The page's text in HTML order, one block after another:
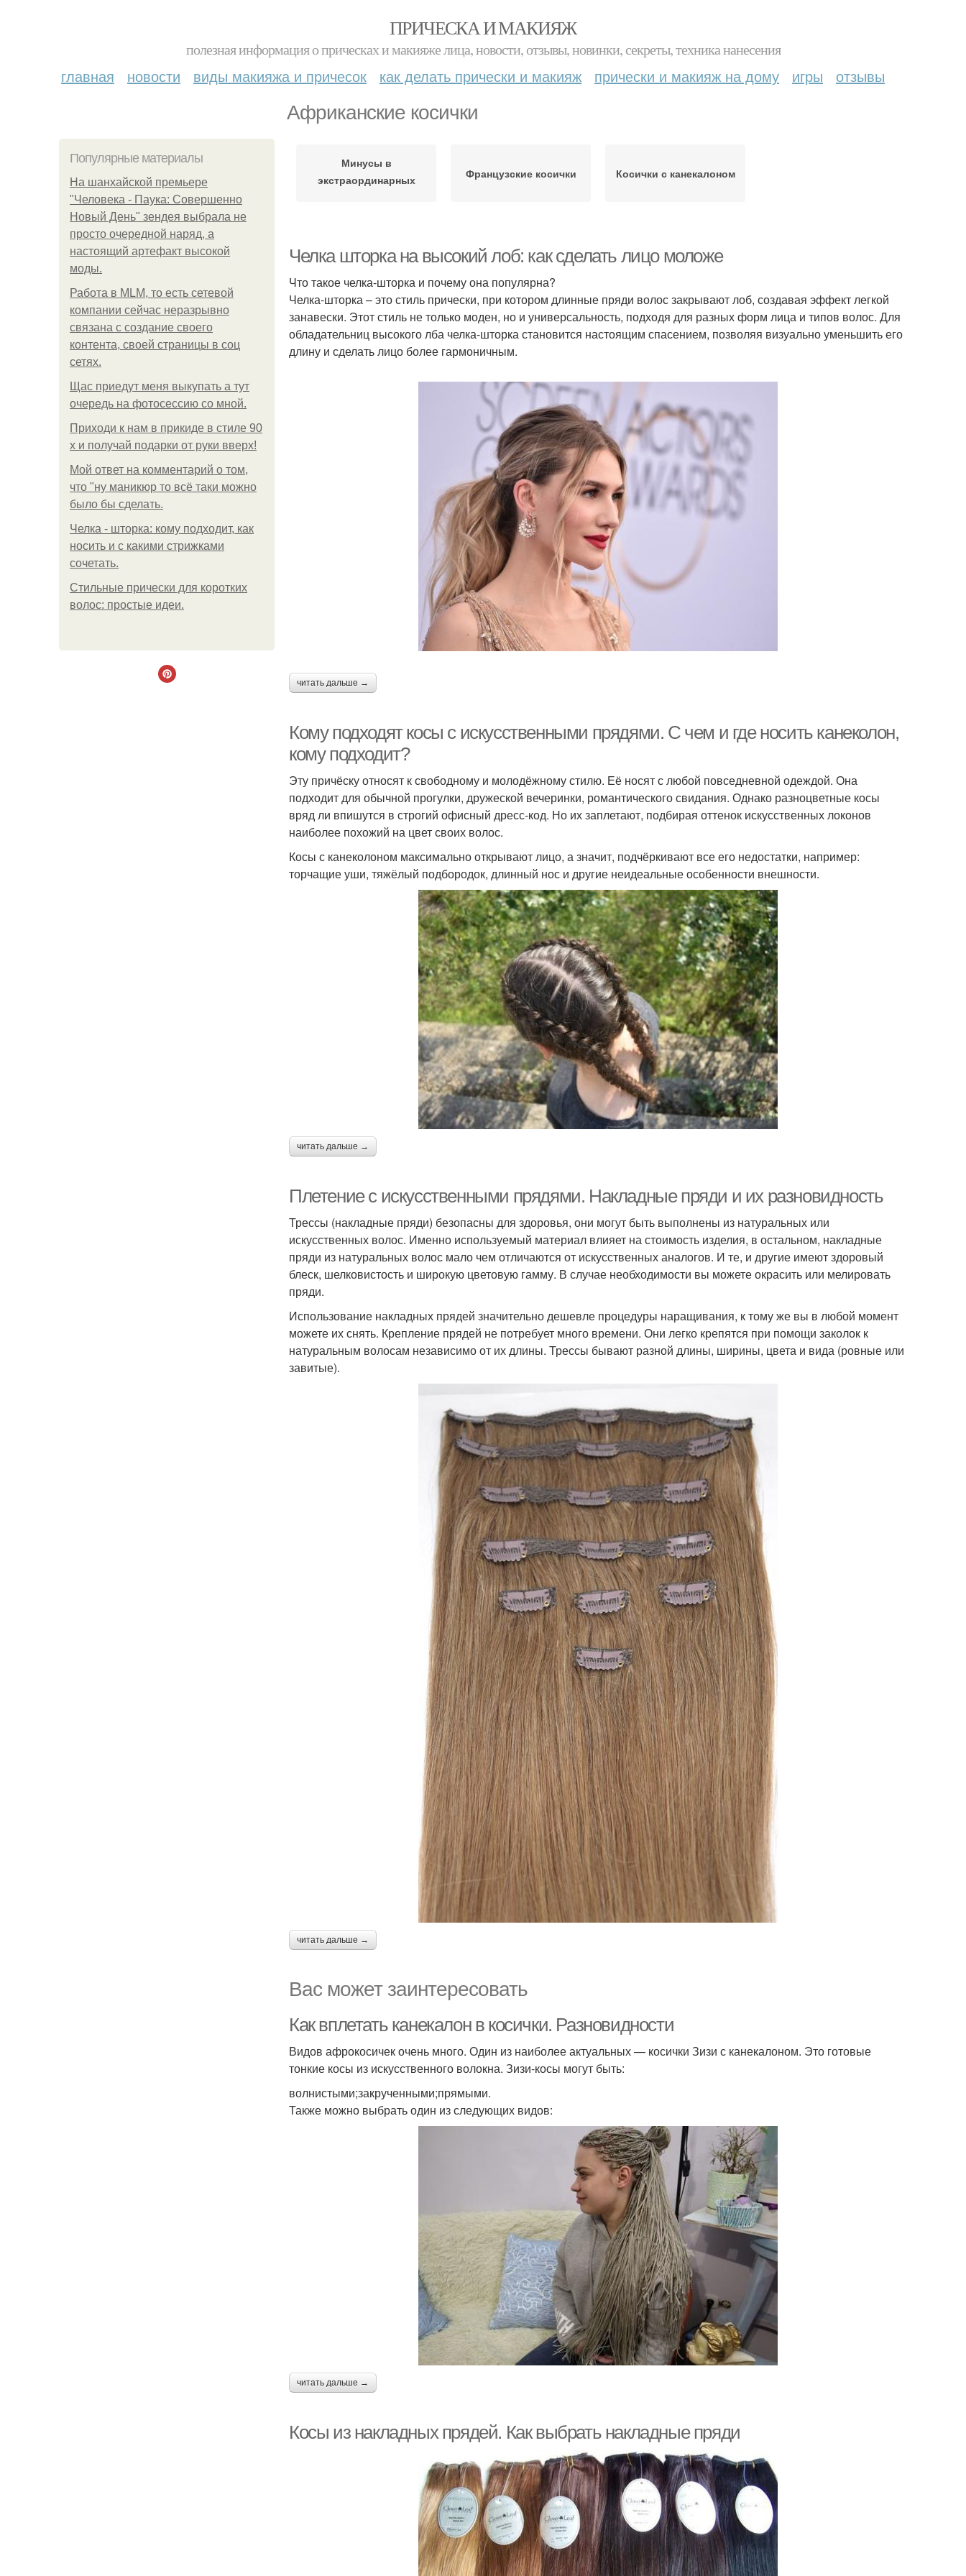
ПРИЧЕСКА И МАКИЯЖ
полезная информация о прическах и макияже лица, новости, отзывы, новинки, секреты, техника нанесения
главная новости виды макияжа и причесок как делать прически и макияж прически и макияж на дому игры отзывы
Африканские косички
Популярные материалы
На шанхайской премьере
"Человека - Паука: Совершенно
Новый День" зендея выбрала не
просто очередной наряд, а
настоящий артефакт высокой
моды.
Работа в MLM, то есть сетевой
компании сейчас неразрывно
связана с создание своего
контента, своей страницы в соц
сетях.
Щас приедут меня выкупать а тут
очередь на фотосессию со мной.
Приходи к нам в прикиде в стиле 90
х и получай подарки от руки вверх!
Мой ответ на комментарий о том,
что "ну маникюр то всё таки можно
было бы сделать.
Челка - шторка: кому подходит, как
носить и с какими стрижками
сочетать.
Стильные прически для коротких
волос: простые идеи.
Минусы в
экстраординарных
Французские косички Косички с канекалоном
Челка шторка на высокий лоб: как сделать лицо моложе
Что такое челка-шторка и почему она популярна?
Челка-шторка – это стиль прически, при котором длинные пряди волос закрывают лоб, создавая эффект легкой
занавески. Этот стиль не только моден, но и универсальность, подходя для разных форм лица и типов волос. Для
обладательниц высокого лба челка-шторка становится настоящим спасением, позволяя визуально уменьшить его
длину и сделать лицо более гармоничным.
читать дальше →
Кому подходят косы с искусственными прядями. С чем и где носить канеколон,
кому подходит?
Эту причёску относят к свободному и молодёжному стилю. Её носят с любой повседневной одеждой. Она
подходит для обычной прогулки, дружеской вечеринки, романтического свидания. Однако разноцветные косы
вряд ли впишутся в строгий офисный дресс-код. Но их заплетают, подбирая оттенок искусственных локонов
наиболее похожий на цвет своих волос.
Косы с канеколоном максимально открывают лицо, а значит, подчёркивают все его недостатки, например:
торчащие уши, тяжёлый подбородок, длинный нос и другие неидеальные особенности внешности.
читать дальше →
Плетение с искусственными прядями. Накладные пряди и их разновидность
Трессы (накладные пряди) безопасны для здоровья, они могут быть выполнены из натуральных или
искусственных волос. Именно используемый материал влияет на стоимость изделия, в остальном, накладные
пряди из натуральных волос мало чем отличаются от искусственных аналогов. И те, и другие имеют здоровый
блеск, шелковистость и широкую цветовую гамму. В случае необходимости вы можете окрасить или мелировать
пряди.
Использование накладных прядей значительно дешевле процедуры наращивания, к тому же вы в любой момент
можете их снять. Крепление прядей не потребует много времени. Они легко крепятся при помощи заколок к
натуральным волосам независимо от их длины. Трессы бывают разной длины, ширины, цвета и вида (ровные или
завитые).
читать дальше →
Вас может заинтересовать
Как вплетать канекалон в косички. Разновидности
Видов афрокосичек очень много. Один из наиболее актуальных — косички Зизи с канекалоном. Это готовые
тонкие косы из искусственного волокна. Зизи-косы могут быть:
волнистыми;закрученными;прямыми.
Также можно выбрать один из следующих видов:
читать дальше →
Косы из накладных прядей. Как выбрать накладные пряди